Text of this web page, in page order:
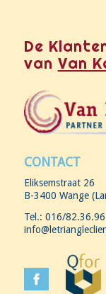
De
van Van
CONTACT
Eliksemstraat 26
B-3400 Wange
Tel.: 016/82.36.96